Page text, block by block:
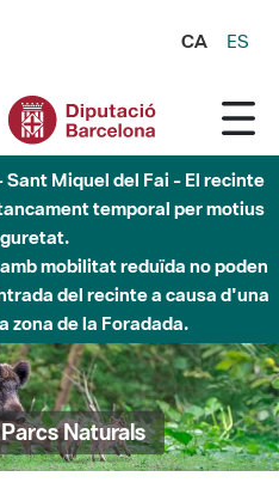
CA ES
Sant Miquel del Fai - El recinte
temporal per motius
mobilitat reduïda no poden
del recinte a causa d'una
zona de la Foradada.
Naturals